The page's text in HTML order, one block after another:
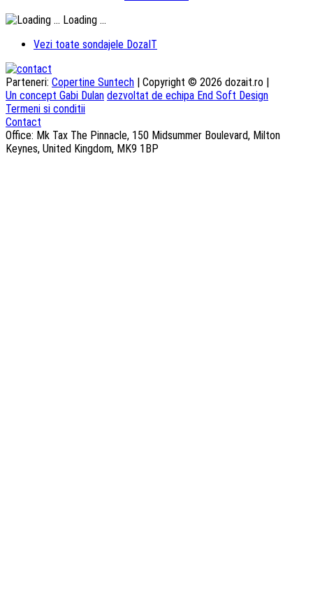
Loading ...
Vezi toate sondajele DozaIT
Parteneri: Copertine Suntech | Copyright © 2026 dozait.ro |
Un concept Gabi Dulan dezvoltat de echipa End Soft Design
Termeni si conditii
Contact
Office: Mk Tax The Pinnacle, 150 Midsummer Boulevard, Milton
Keynes, United Kingdom, MK9 1BP